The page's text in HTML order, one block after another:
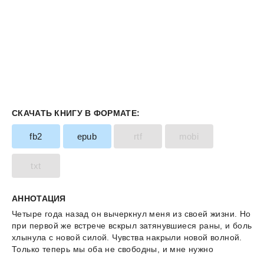
СКАЧАТЬ КНИГУ В ФОРМАТЕ:
fb2 epub rtf mobi
txt
АННОТАЦИЯ
Четыре года назад он вычеркнул меня из своей жизни. Но
при первой же встрече вскрыл затянувшиеся раны, и боль
хлынула с новой силой. Чувства накрыли новой волной.
Только теперь мы оба не свободны, и мне нужно